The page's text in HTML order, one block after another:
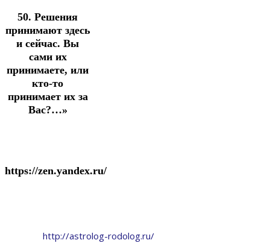
50. Решения
принимают здесь
и сейчас. Вы
сами их
принимаете, или
кто-то
принимает их за
Вас?…»
https://zen.yandex.ru/
http://astrolog-rodolog.ru/